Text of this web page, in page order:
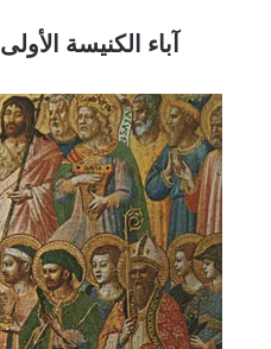
آباء الكنيسة الأولى